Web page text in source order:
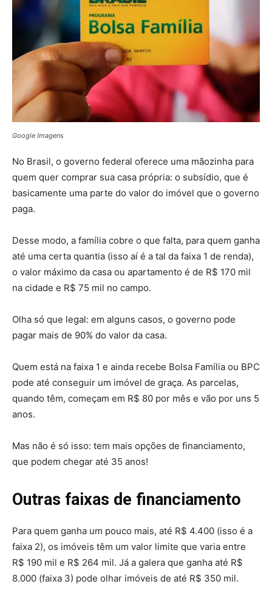
Google Imagens
No Brasil, o governo federal oferece uma mãozinha para
quem quer comprar sua casa própria: o subsídio, que é
basicamente uma parte do valor do imóvel que o governo
paga.
Desse modo, a família cobre o que falta, para quem ganha
até uma certa quantia (isso aí é a tal da faixa 1 de renda),
o valor máximo da casa ou apartamento é de R$ 170 mil
na cidade e R$ 75 mil no campo.
Olha só que legal: em alguns casos, o governo pode
pagar mais de 90% do valor da casa.
Quem está na faixa 1 e ainda recebe Bolsa Família ou BPC
pode até conseguir um imóvel de graça. As parcelas,
quando têm, começam em R$ 80 por mês e vão por uns 5
anos.
Mas não é só isso: tem mais opções de financiamento,
que podem chegar até 35 anos!
Outras faixas de financiamento
Para quem ganha um pouco mais, até R$ 4.400 (isso é a
faixa 2), os imóveis têm um valor limite que varia entre
R$ 190 mil e R$ 264 mil. Já a galera que ganha até R$
8.000 (faixa 3) pode olhar imóveis de até R$ 350 mil.